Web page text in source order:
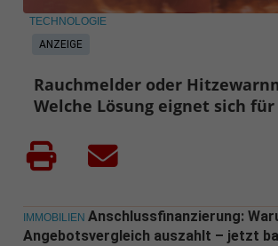
ANZEIGE
TECHNOLOGIE
Rauchmelder oder
Welche Lösung eignet sich für
IMMOBILIEN Anschlussfinanzierung:
Angebotsvergleich auszahlt – jetzt